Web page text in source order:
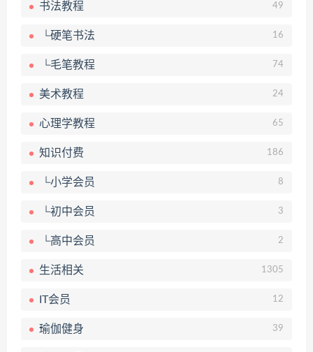
书法教程 49
└硬笔书法 16
└毛笔教程 74
美术教程 24
心理学教程 65
知识付费 186
└小学会员 8
└初中会员 3
└高中会员 2
生活相关 1305
IT会员 12
瑜伽健身 39